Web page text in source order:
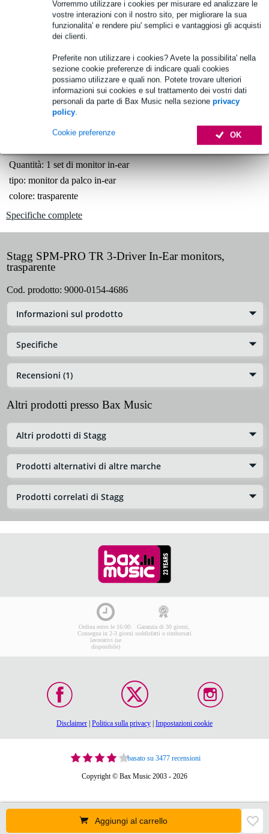
Vorremmo utilizzare i cookies per misurare ed analizzare le
vostre interazioni con il nostro sito, per migliorare la sua
funzionalita' e rendere piu' semplici e vantaggiosi gli acquisti
dei clienti.
Preferite non utilizzare i cookies? Avete la possibilita' nella
sezione cookie preferenze di indicare quali cookies
possiamo utilizzare e quali non. Potete trovare ulteriori
informazioni sui cookies e sul trattamento dei vostri dati
personali da parte di Bax Music nella sezione privacy
policy.
OK
Cookie preferenze
Consegna gratuita
Oltre 48.000 articoli disponibili
Scegli adesso i 2 anni di garanzia aggiuntiva e molti altri
vantaggi!
5,30 € di premio
Quantità: 1 set di monitor in-ear
tipo: monitor da palco in-ear
colore: trasparente
Specifiche complete
Stagg SPM-PRO TR 3-Driver In-Ear monitors,
trasparente
Cod. prodotto: 9000-0154-4686
Informazioni sul prodotto
Specifiche
Recensioni (1)
Altri prodotti presso Bax Music
Altri prodotti di Stagg
Prodotti alternativi di altre marche
Prodotti correlati di Stagg
Aggiungi al carrello
Ordina entro le 16:00:
Consegna in 2-3 giorni
lavorativi (se
disponibile)
Garanzia di 30 giorni,
soddisfatti o rimborsati
Disclaimer Politica sulla privacy Impostazioni cookie
basato su 3477 recensioni
Copyright © Bax Music 2003 - 2026